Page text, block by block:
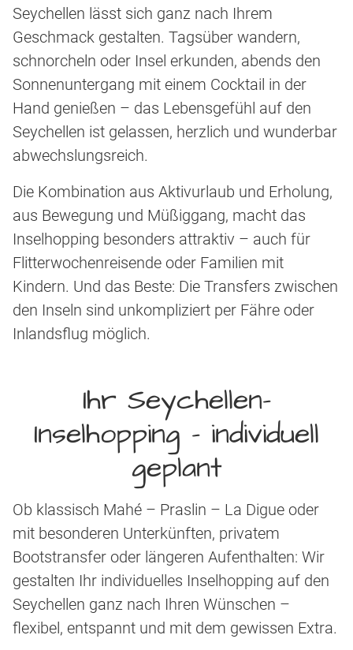
Seychellen lässt sich ganz nach Ihrem
Geschmack gestalten. Tagsüber wandern,
schnorcheln oder Insel erkunden, abends den
Sonnenuntergang mit einem Cocktail in der
Hand genießen – das Lebensgefühl auf den
Seychellen ist gelassen, herzlich und wunderbar
abwechslungsreich.
Die Kombination aus Aktivurlaub und Erholung,
aus Bewegung und Müßiggang, macht das
Inselhopping besonders attraktiv – auch für
Flitterwochenreisende oder Familien mit
Kindern. Und das Beste: Die Transfers zwischen
den Inseln sind unkompliziert per Fähre oder
Inlandsflug möglich.
Ihr Seychellen-
Inselhopping – individuell
geplant
Ob klassisch Mahé – Praslin – La Digue oder
mit besonderen Unterkünften, privatem
Bootstransfer oder längeren Aufenthalten: Wir
gestalten Ihr individuelles Inselhopping auf den
Seychellen ganz nach Ihren Wünschen –
flexibel, entspannt und mit dem gewissen Extra.